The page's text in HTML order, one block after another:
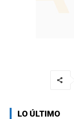
LO ÚLTIMO